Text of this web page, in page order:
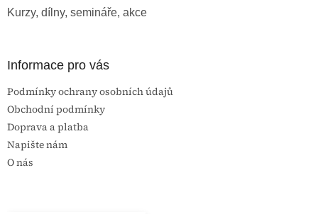
Kurzy, dílny, semináře, akce
Informace pro vás
Podmínky ochrany osobních údajů
Obchodní podmínky
Doprava a platba
Napište nám
O nás